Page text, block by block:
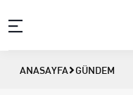
ANASAYFA GÜNDEM